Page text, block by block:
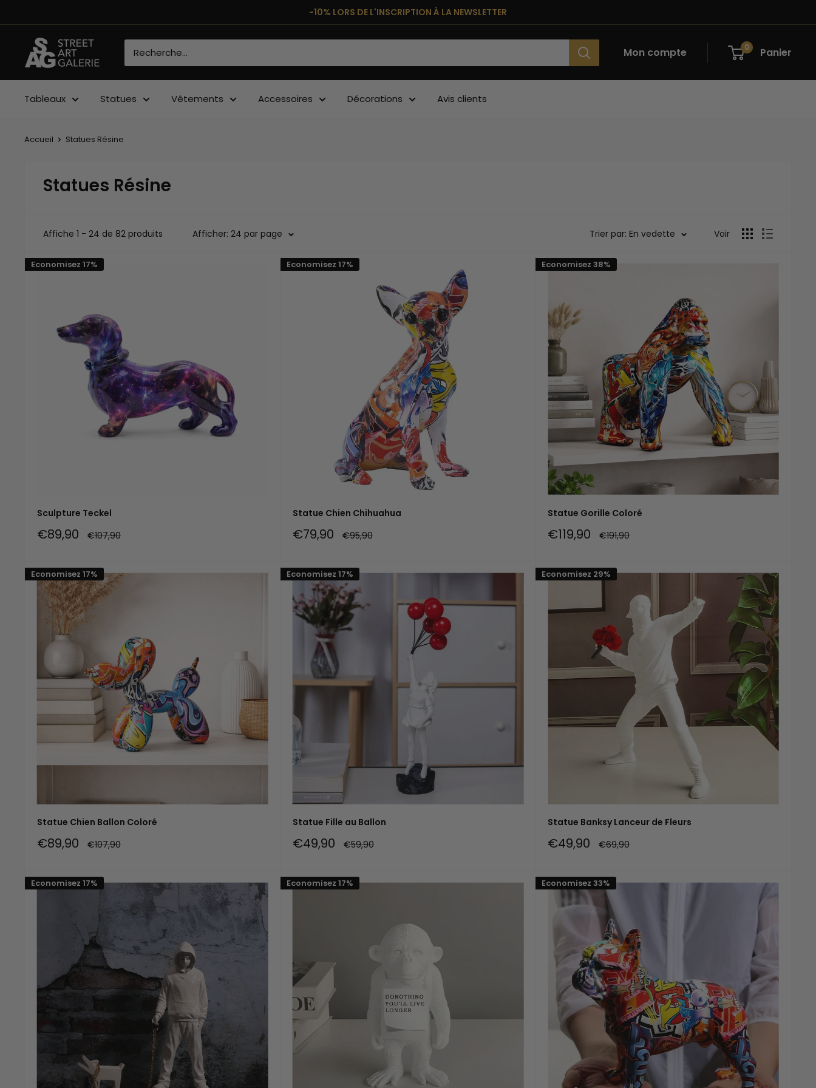
au
contenu
-10% LORS DE L'INSCRIPTION À LA NEWSLETTER
Street
Art
Galerie
Mon compte 0 Panier
Tableaux Statues Vêtements Accessoires Décorations Avis clients
Accueil Statues Résine
Statues Résine
Affiche 1 - 24 de 82 produits Afficher: 24 par page Trier par: En vedette Voir
Economisez 17%
Sculpture Teckel
Prix
réduit
€89,90 Prix
normal
€107,90
Economisez 17%
Statue Chien Chihuahua
Prix
réduit
€79,90 Prix
normal
€95,90
Economisez 38%
Statue Gorille Coloré
Prix
réduit
€119,90 Prix
normal
€191,90
Economisez 17%
Statue Chien Ballon Coloré
Prix
réduit
€89,90 Prix
normal
€107,90
Economisez 17%
Statue Fille au Ballon
Prix
réduit
€49,90 Prix
normal
€59,90
Economisez 29%
Statue Banksy Lanceur de Fleurs
Prix
réduit
€49,90 Prix
normal
€69,90
Economisez 17% Economisez 17% Economisez 33%